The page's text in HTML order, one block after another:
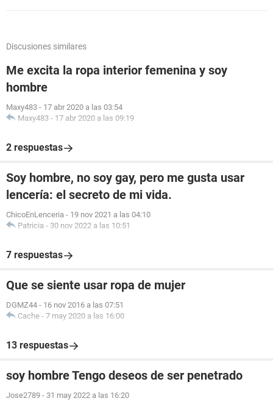
Discusiones similares
Me excita la ropa interior femenina y soy
hombre
Maxy483 - 17 abr 2020 a las 03:54
Maxy483 - 17 abr 2020 a las 09:19
2 respuestas
Soy hombre, no soy gay, pero me gusta usar
lencería: el secreto de mi vida.
ChicoEnLenceria - 19 nov 2021 a las 04:10
Patricia - 30 nov 2022 a las 10:51
7 respuestas
Que se siente usar ropa de mujer
DGMZ44 - 16 nov 2016 a las 07:51
Cache - 7 may 2020 a las 16:00
13 respuestas
soy hombre Tengo deseos de ser penetrado
Jose2789 - 31 may 2022 a las 16:20